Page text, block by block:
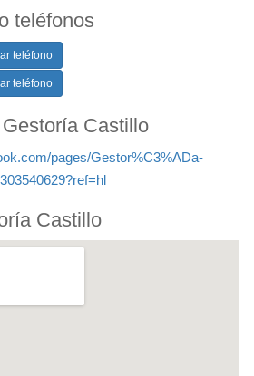
teléfonos
teléfono
teléfono
Castillo
pages/Gestor%C3%ADa-
Castillo